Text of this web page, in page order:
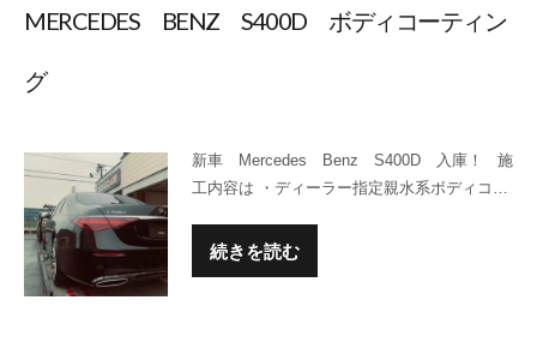
MERCEDES BENZ S400D ボディコーティン
グ
新車 Mercedes Benz S400D 入庫！ 施
工内容は ・ディーラー指定親水系ボディコ…
続きを読む